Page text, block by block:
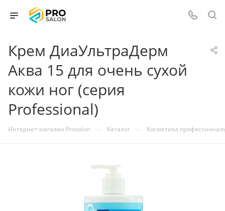
Крем ДиаУльтраДерм
Аква 15 для очень сухой
кожи ног (серия
Professional)
Интернет-магазин Prosalon — Каталог — Косметика